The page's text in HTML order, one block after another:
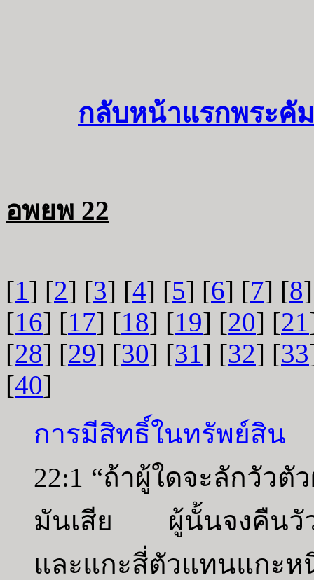
กลับหน้าแรกพระคั
อพยพ 22
[1] [2] [3] [4] [5] [6] [7] [8
[16] [17] [18] [19] [20] [21
[28] [29] [30] [31] [32] [33
[40]
การมีสิทธิ์ในทรัพย์สิน
22:1 “ถ้าผู้ใดจะลักวัว
มันเสีย ผู้นั้นจงคืนวัว
และแกะสี่ตัวแทนแกะห